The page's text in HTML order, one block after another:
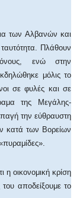
των Αλβανών και
Πλάθουν
ενώ στην
μόλις το
σε φυλές και σε
της Μεγάλης-
την εύθραυστη
κατά των Βορείων
η οικονομική κρίση
αποδείξουμε το